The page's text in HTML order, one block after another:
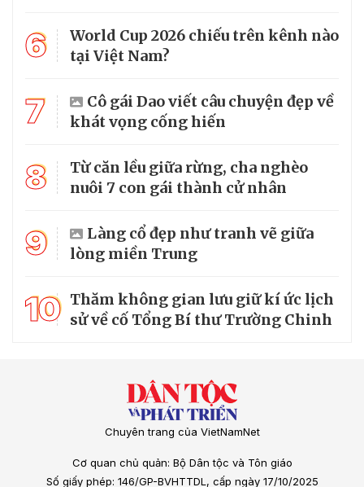
6
World Cup 2026 chiếu trên kênh nào
tại Việt Nam?
7
Cô gái Dao viết câu chuyện đẹp về
khát vọng cống hiến
8
Từ căn lều giữa rừng, cha nghèo
nuôi 7 con gái thành cử nhân
9
Làng cổ đẹp như tranh vẽ giữa
lòng miền Trung
10 Thăm không gian lưu giữ kí ức lịch
sử về cố Tổng Bí thư Trường Chinh
Chuyên trang của VietNamNet
Cơ quan chủ quản: Bộ Dân tộc và Tôn giáo
Số giấy phép: 146/GP-BVHTTDL, cấp ngày 17/10/2025